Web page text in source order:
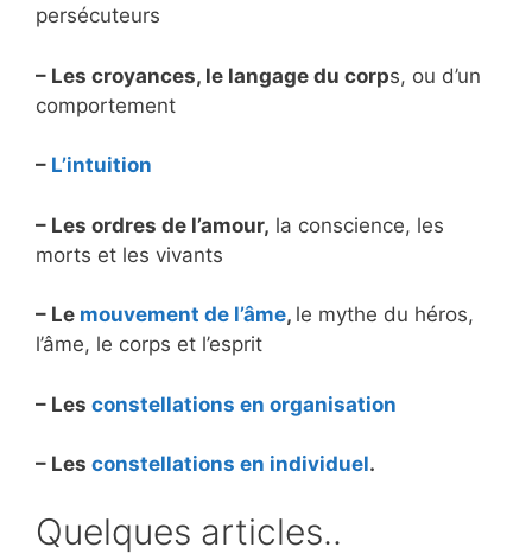
persécuteurs
– Les croyances, le langage du corps, ou d’un
comportement
– L’intuition
– Les ordres de l’amour, la conscience, les
morts et les vivants
– Le mouvement de l’âme, le mythe du héros,
l’âme, le corps et l’esprit
– Les constellations en organisation
– Les constellations en individuel.
Quelques articles..